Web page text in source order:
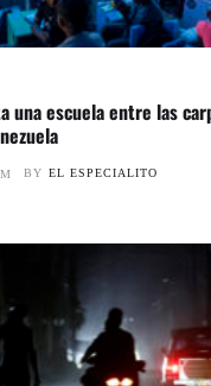
una escuela entre las
BY EL ESPECIALITO